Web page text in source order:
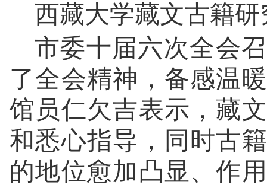
西藏大学藏文古籍研
市委十届六次全会
了全会精神，备感温
馆员仁欠吉表示，藏
和悉心指导，同时古
的地位愈加凸显、作